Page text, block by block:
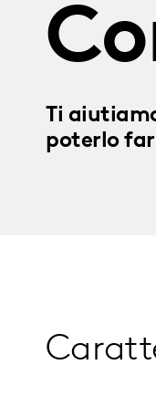
Ti
poterlo far